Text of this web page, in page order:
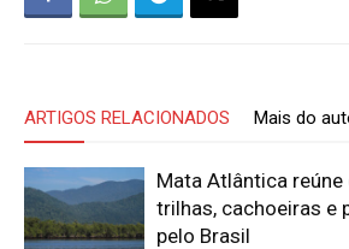
ARTIGOS RELACIONADOS Mais do
Mata Atlântica
trilhas, cachoeiras e
pelo Brasil